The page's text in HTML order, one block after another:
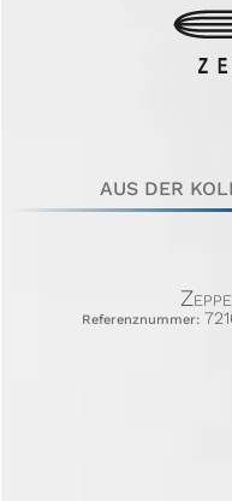
AUS DER
Referenznummer: